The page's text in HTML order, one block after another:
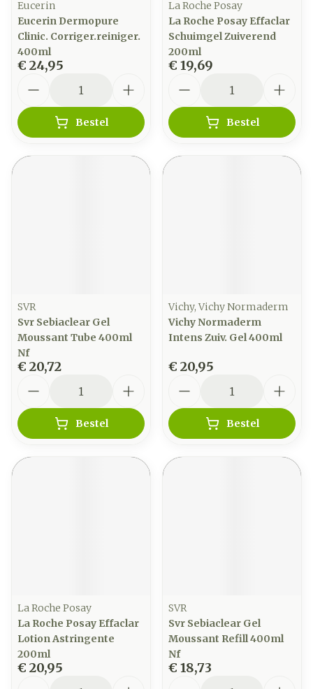
Eucerin
Eucerin Dermopure
Clinic. Corriger.reiniger.
400ml
€ 24,95
Bestel
La Roche Posay
La Roche Posay Effaclar
Schuimgel Zuiverend
200ml
€ 19,69
Bestel
SVR
Svr Sebiaclear Gel
Moussant Tube 400ml
Nf
€ 20,72
Bestel
Vichy, Vichy Normaderm
Vichy Normaderm
Intens Zuiv. Gel 400ml
€ 20,95
Bestel
La Roche Posay
La Roche Posay Effaclar
Lotion Astringente
200ml
€ 20,95
SVR
Svr Sebiaclear Gel
Moussant Refill 400ml
Nf
€ 18,73